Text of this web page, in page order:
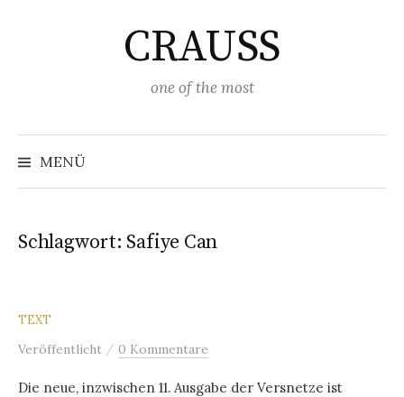
CRAUSS
one of the most
MENÜ
Suchen
Schlagwort: Safiye Can
TEXT
Veröffentlicht / 0 Kommentare
Die neue, inzwischen 11. Ausgabe der Versnetze ist